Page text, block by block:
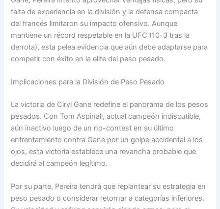
falta de experiencia en la división y la defensa compacta
del francés limitaron su impacto ofensivo. Aunque
mantiene un récord respetable en la UFC (10-3 tras la
derrota), esta pelea evidencia que aún debe adaptarse para
competir con éxito en la elite del peso pesado.
Implicaciones para la División de Peso Pesado
La victoria de Ciryl Gane redefine el panorama de los pesos
pesados. Con Tom Aspinall, actual campeón indiscutible,
aún inactivo luego de un no-contest en su último
enfrentamiento contra Gane por un golpe accidental a los
ojos, esta victoria establece una revancha probable que
decidirá al campeón legítimo.
Por su parte, Pereira tendrá que replantear su estrategia en
peso pesado o considerar retornar a categorías inferiores.